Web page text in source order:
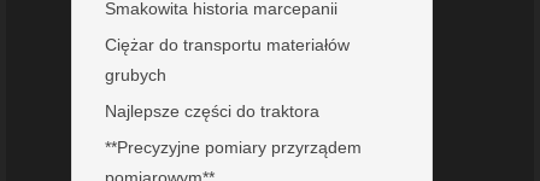
Smakowita historia marcepanii
Ciężar do transportu materiałów
grubych
Najlepsze części do traktora
**Precyzyjne pomiary przyrządem